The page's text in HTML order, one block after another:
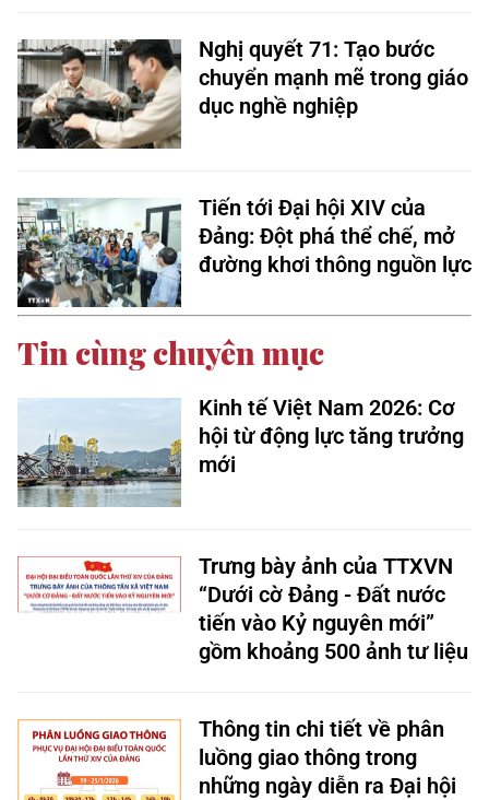
Nghị quyết 71: Tạo bước
chuyển mạnh mẽ trong giáo
dục nghề nghiệp
Tiến tới Đại hội XIV của
Đảng: Đột phá thể chế, mở
đường khơi thông nguồn lực
Tin cùng chuyên mục
Kinh tế Việt Nam 2026: Cơ
hội từ động lực tăng trưởng
mới
Trưng bày ảnh của TTXVN
“Dưới cờ Đảng - Đất nước
tiến vào Kỷ nguyên mới”
gồm khoảng 500 ảnh tư liệu
Thông tin chi tiết về phân
luồng giao thông trong
những ngày diễn ra Đại hội